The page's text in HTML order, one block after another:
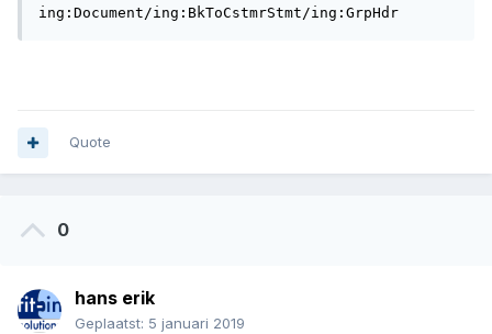
ing:Document/ing:BkToCstmrStmt/ing:GrpHdr
Quote
0
hans erik
Geplaatst: 5 januari 2019